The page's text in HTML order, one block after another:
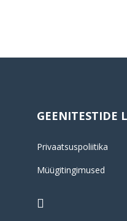
GEENITESTIDE
Privaatsuspoliitika
Müügitingimused